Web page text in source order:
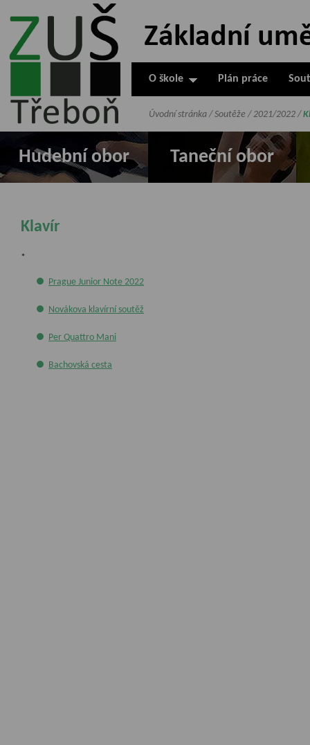
ZUŠ Třeboň -
Základní
umělecká škola
O škole Plán práce
Hudební obor Taneční obor
Úvodní stránka / Soutěže / 2021/2022 /
Klavír
*
Prague Junior Note 2022
Novákova klavírní soutěž
Per Quattro Mani
Bachovská cesta